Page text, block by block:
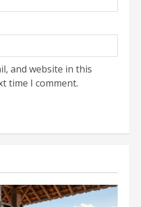
and website in this
time I comment.